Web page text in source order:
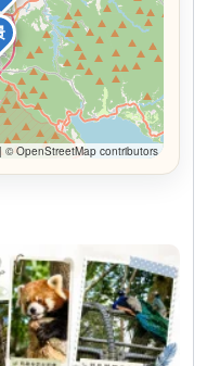
| © OpenStreetMap contributors